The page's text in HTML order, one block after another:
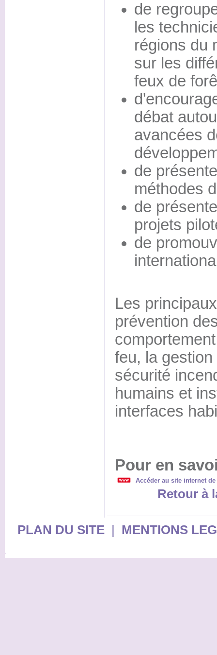
de
les
régions du
sur les
feux de
débat
avancées
de
méthodes
de
projets
de
Les
prévention
feu, la
sécurité
humains et
interfaces
Pour en
Accéder au site internet
Retour à
PLAN DU SITE| MENTIONS